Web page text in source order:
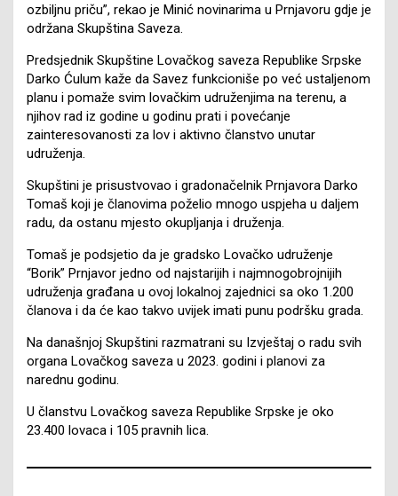
ozbiljnu priču”, rekao je Minić novinarima u Prnjavoru gdje je
održana Skupština Saveza.
Predsjednik Skupštine Lovačkog saveza Republike Srpske
Darko Ćulum kaže da Savez funkcioniše po već ustaljenom
planu i pomaže svim lovačkim udruženjima na terenu, a
njihov rad iz godine u godinu prati i povećanje
zainteresovanosti za lov i aktivno članstvo unutar
udruženja.
Skupštini je prisustvovao i gradonačelnik Prnjavora Darko
Tomaš koji je članovima poželio mnogo uspjeha u daljem
radu, da ostanu mjesto okupljanja i druženja.
Tomaš je podsjetio da je gradsko Lovačko udruženje
“Borik” Prnjavor jedno od najstarijih i najmnogobrojnijih
udruženja građana u ovoj lokalnoj zajednici sa oko 1.200
članova i da će kao takvo uvijek imati punu podršku grada.
Na današnjoj Skupštini razmatrani su Izvještaj o radu svih
organa Lovačkog saveza u 2023. godini i planovi za
narednu godinu.
U članstvu Lovačkog saveza Republike Srpske je oko
23.400 lovaca i 105 pravnih lica.